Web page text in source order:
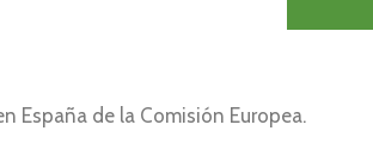
España de la Comisión Europea.